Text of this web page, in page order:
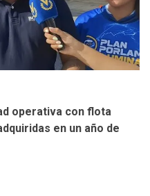
operativa con flota
en un año de